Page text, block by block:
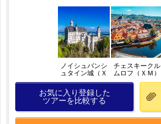
ノイシュバンシ
ュタイン城（Ｘ
チェスキークル
ムロフ（ＸＭ）
お気に入り登録した
ツアーを比較する